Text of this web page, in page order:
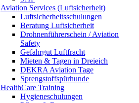
Aviation Services (Luftsicherheit)
Luftsicherheitsschulungen
Beratung Luftsicherheit
Drohnenführerschein / Aviation
Safety
Gefahrgut Luftfracht
Mieten & Tagen in Dreieich
DEKRA Aviation Tage
Sprengstoffspürhunde
HealthCare Training
Hygieneschulungen